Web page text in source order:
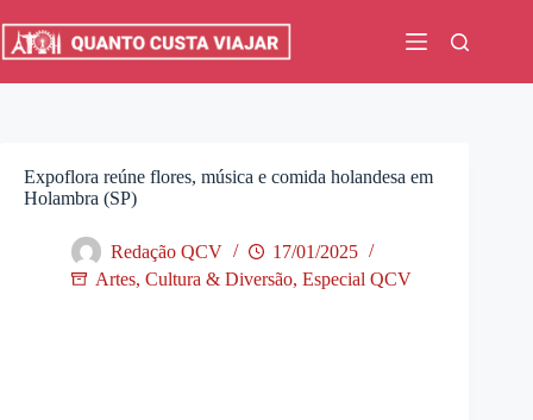
para
Expoflora reúne flores, música e comida holandesa em
Holambra (SP)
Redação QCV
17/01/2025
Artes, Cultura & Diversão, Especial QCV